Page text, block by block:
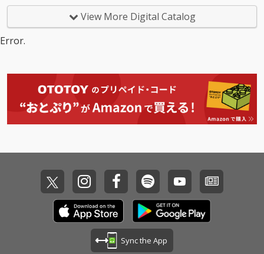
EDMサウンドに仕上が
カルが見事な"マッスル
ドッキング"を果たし
た、この夏を彩るサマ
ー・アンセム。
EDMサウンドに仕上が
カルが見事な"マッスル
ドッキング"を果たし
た、この夏を彩るサマ
ー・アンセム。
ーマの政治家で軍人の
スキピオ・アフリカヌ
2年に「ザマの戦い」
で宿敵のハンニバルを
破り、ローマに勝利を
もたらしたスキピオ。
い、剣をペンライトに
持ち替えて“トップ・オ
タク”へと変貌していく
姿が描かれる。
ーマの政治家で軍人の
スキピオ・アフリカヌ
制作された。紀元前20
2年に「ザマの戦い」
で宿敵のハンニバルを
破り、ローマに勝利を
もたらしたスキピオ。
い、剣をペンライトに
持ち替えて“トップ・オ
タク”へと変貌していく
姿が描かれる。
View More Digital Catalog
Error.
Sync the App